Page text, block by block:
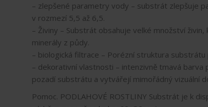
– zlepšené parametry vody – substrát zlepšuje
v rozmezí 5,5 až 6,5.
– Živiny – Substrát obsahuje velké množství
minerály z půdy.
– biologická filtrace – Porézní struktura
– dekorativní vlastnosti – intenzivně tmavá
pozadí substrátu a vytvářejí mimořádný vizuální
Pomoc. PODLAHOVÉ ROSTLINY Substrát je k